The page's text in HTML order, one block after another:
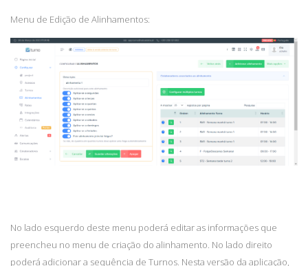
Menu de Edição de Alinhamentos:
No lado esquerdo deste menu poderá editar as informações que
preencheu no menu de criação do alinhamento. No lado direito
poderá adicionar a sequência de Turnos. Nesta versão da aplicação,